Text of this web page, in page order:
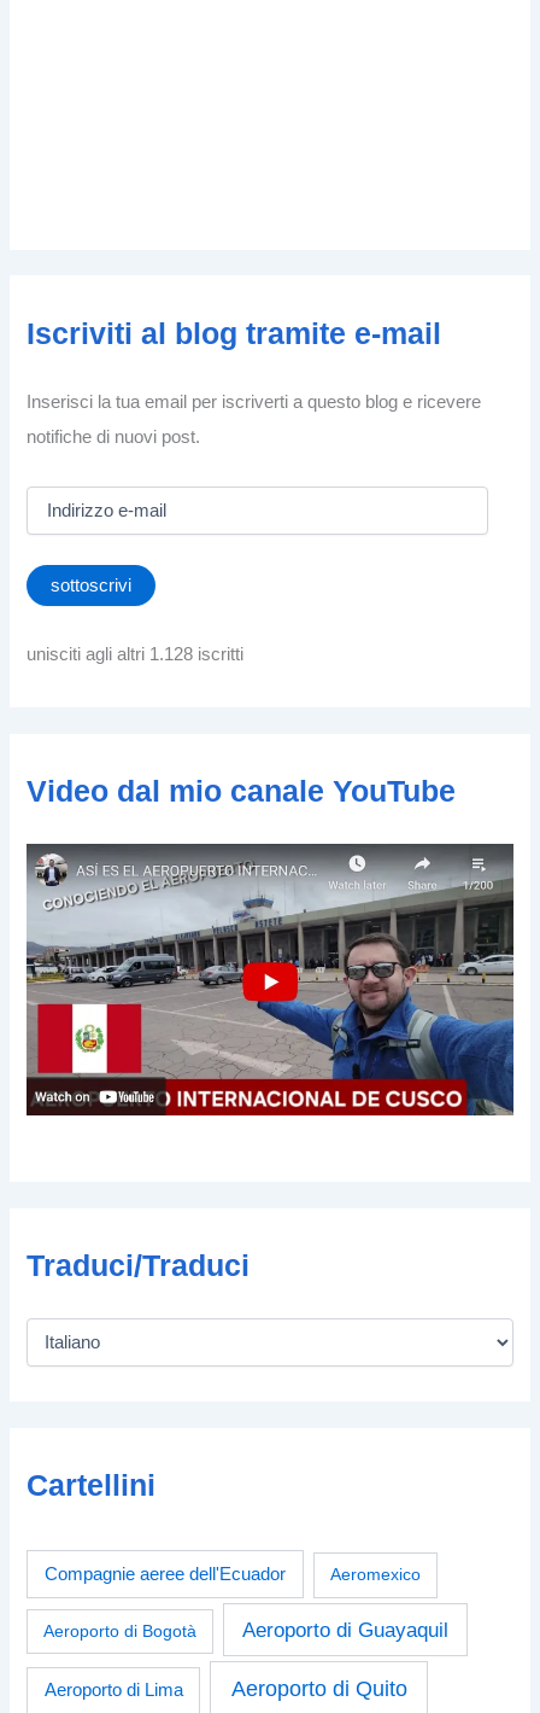
Iscriviti al blog tramite e-mail
Inserisci la tua email per iscriverti a questo blog e ricevere
notifiche di nuovi post.
i
r
z
a
sottoscrivi
unisciti agli altri 1.128 iscritti
Video dal mio canale YouTube
Traduci/Traduci
Cartellini
Compagnie aeree dell'Ecuador Aeromexico
Aeroporto di Bogotà Aeroporto di Guayaquil
Aeroporto di Lima Aeroporto di Quito